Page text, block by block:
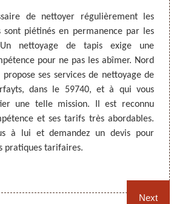
DEZITTER, REMPAILLAGE -
- RECOLLAGE, 59 NORD
59
Cannage fauteuil, chaises
et sièges 59
de nettoyer régulièrement les
piétinés en permanence par les
Un nettoyage de tapis exige une
pour ne pas les abîmer. Nord
propose ses services de nettoyage de
dans le 59740, et à qui vous
une telle mission. Il est reconnu
et ses tarifs très abordables.
à lui et demandez un devis pour
pratiques tarifaires.
Un
de
à qui
web
en
êtes
Next